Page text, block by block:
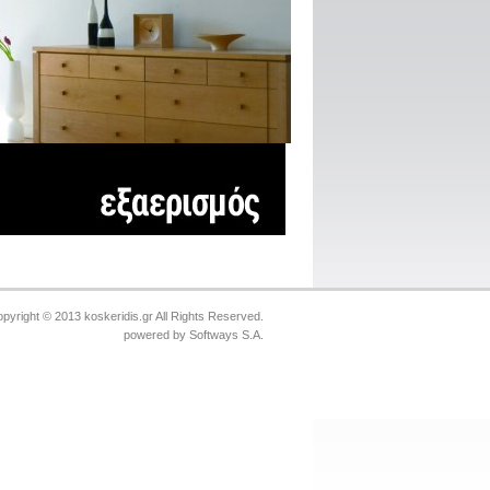
© 2013 koskeridis.gr All Rights Reserved.
powered by Softways S.A.